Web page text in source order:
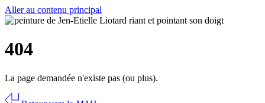
Aller au contenu principal
404
La page demandée n'existe pas (ou plus).